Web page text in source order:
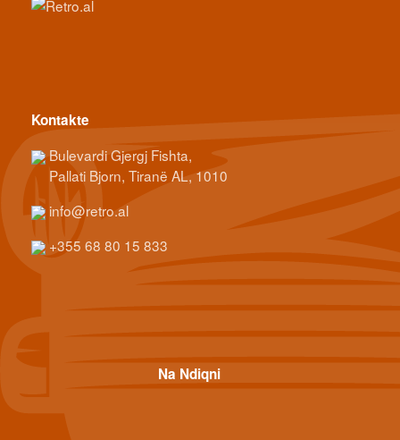
Kontakte
Bulevardi Gjergj Fishta,
Pallati Bjorn, Tiranë AL, 1010
info@retro.al
+355 68 80 15 833
Na Ndiqni